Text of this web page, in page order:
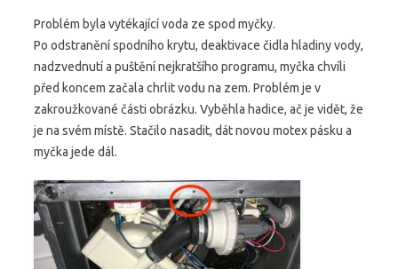
Problém byla vytékající voda ze spod myčky.
Po odstranění spodního krytu, deaktivace čidla hladiny vody,
nadzvednutí a puštění nejkratšího programu, myčka chvíli
před koncem začala chrlit vodu na zem. Problém je v
zakroužkované části obrázku. Vyběhla hadice, ač je vidět, že
je na svém místě. Stačilo nasadit, dát novou motex pásku a
myčka jede dál.